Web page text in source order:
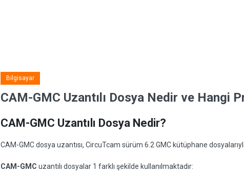
Bilgisayar
CAM-GMC Uzantılı Dosya Nedir ve Hangi
CAM-GMC Uzantılı Dosya Nedir?
CAM-GMC dosya uzantısı, CircuTcam sürüm 6.2 GMC kütüphane
CAM-GMC uzantılı dosyalar 1 farklı şekilde kullanılmaktadır: